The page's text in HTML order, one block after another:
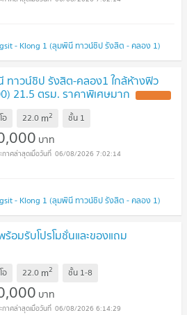
- Klong 1 (ลุมพินี ทาวน์ชิป รังสิต - คลอง 1)
ทาวน์ชิป รังสิต-คลอง1 ใกล้ห้างฟิว
21.5 ตรม. ราคาพิเศษมาก
อ 22.0 m2 ชั้น 1
บาท
06/08/2026 7:02:14
- Klong 1 (ลุมพินี ทาวน์ชิป รังสิต - คลอง 1)
อมรับโปรโมชั่นและของแถม
อ 22.0 m2 ชั้น 1-8
บาท
06/08/2026 6:14:29